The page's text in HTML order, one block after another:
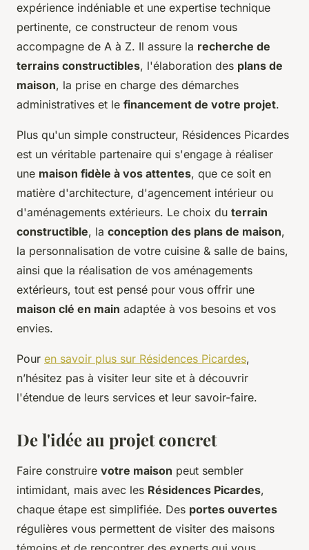
expérience indéniable et une expertise technique
pertinente, ce constructeur de renom vous
accompagne de A à Z. Il assure la recherche de
terrains constructibles, l'élaboration des plans de
maison, la prise en charge des démarches
administratives et le financement de votre projet.
Plus qu'un simple constructeur, Résidences Picardes
est un véritable partenaire qui s'engage à réaliser
une maison fidèle à vos attentes, que ce soit en
matière d'architecture, d'agencement intérieur ou
d'aménagements extérieurs. Le choix du terrain
constructible, la conception des plans de maison,
la personnalisation de votre cuisine & salle de bains,
ainsi que la réalisation de vos aménagements
extérieurs, tout est pensé pour vous offrir une
maison clé en main adaptée à vos besoins et vos
envies.
Pour en savoir plus sur Résidences Picardes,
n’hésitez pas à visiter leur site et à découvrir
l'étendue de leurs services et leur savoir-faire.
De l'idée au projet concret
Faire construire votre maison peut sembler
intimidant, mais avec les Résidences Picardes,
chaque étape est simplifiée. Des portes ouvertes
régulières vous permettent de visiter des maisons